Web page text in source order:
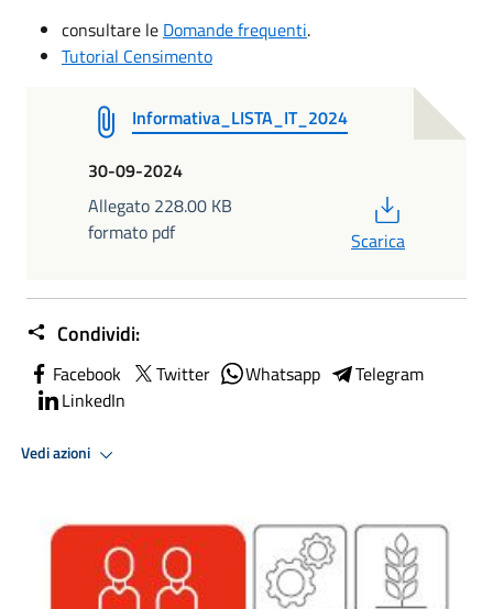
consultare le Domande frequenti.
Tutorial Censimento
Informativa_LISTA_IT_2024
30-09-2024
Allegato 228.00 KB
formato pdf
Scarica
Condividi:
Facebook Twitter Whatsapp
Telegram
LinkedIn
Vedi azioni